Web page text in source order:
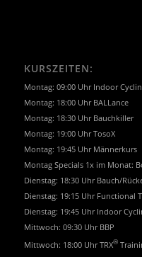
KURSZEITEN:
Montag: 09:00 Uhr Indoor
Montag: 18:00 Uhr BALLance
Montag: 18:30 Uhr Bauchkiller
Montag: 19:00 Uhr TosoX
Montag: 19:45 Uhr Männerkurs
Montag Specials 1x im Monat:
Dienstag: 18:30 Uhr Bauch/
Dienstag: 19:15 Uhr Functional
Dienstag: 19:45 Uhr Indoor
Mittwoch: 09:30 Uhr BBP
Mittwoch: 18:00 Uhr TRX®